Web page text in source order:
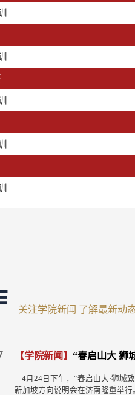
关注学院新闻 了解最新动
习贯彻党的二十届四中全会精神主题党日活动
，准确把握“十五五”
育学院第一党支部以
12-24
【学院新闻】“春启山大 狮城致远”山东大学
4月24日下午，“春启山大·狮城
新加坡方向说明会在济南隆重举
【通知公告】关于2026年上半年高等教育自
根据《山东大学高等学历继续教
施办法》，结合学校实际情况，
观看2025年下半年党员基本培训第一次集中大课
国教育大会上的重要讲话精神，
握教育强国建设的战略任务和重
【党建工作】继续教育学院党
7月30日下午，继续教育学院党委
党委书记、院长董春杰主持会议